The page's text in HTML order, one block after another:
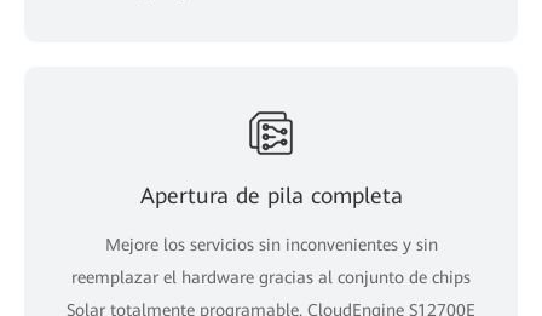
Apertura de pila completa
Mejore los servicios sin inconvenientes y sin
reemplazar el hardware gracias al conjunto de chips
Solar totalmente programable. CloudEngine S12700E